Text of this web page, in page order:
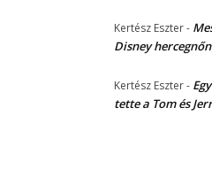
Kertész Eszter-
Disney
Kertész Eszter-
tette a Tom és